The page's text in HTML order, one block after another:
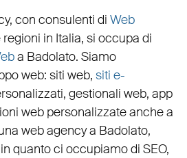
con consulenti di Web
regioni in Italia, si occupa di
a Badolato. Siamo
web: siti web, siti e-
gestionali web, app
web personalizzateanche a
web agency a Badolato,
quanto ci occupiamo di SEO,